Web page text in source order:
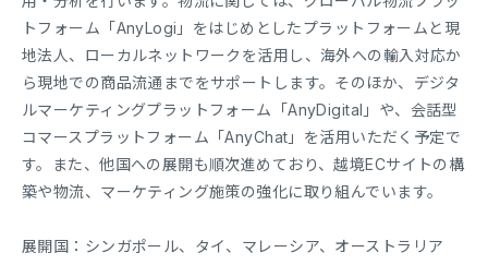
トフォーム「AnyLogi」をはじめとしたプラットフォームと現
地法人、ローカルネットワークを活用し、海外への輸入対応か
ら現地での商品流通までをサポートします。そのほか、デジタ
ルマーケティングプラットフォーム「AnyDigital」や、会話型
コマースプラットフォーム「AnyChat」を活用いただく予定で
す。また、他国への展開も順次進めており、越境ECサイトの構
築や物流、マーケティング施策の強化に取り組んでいます。
展開国：シンガポール、タイ、マレーシア、オーストラリア